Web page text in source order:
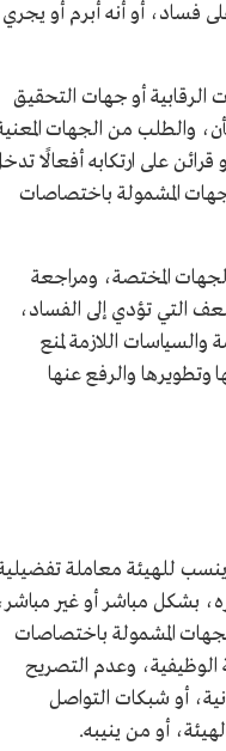
فساد، أو أنه أبرم أو يجري
الرقابية أو جهات التحقيق
والطلب من الجهات
قرائن على ارتكابه أفعالًا
المشمولة باختصاصات
المختصة، ومراجعة
التي تؤدي إلى الفساد،
اللازمة لمنع
وتطويرها والرفع عنها
للهيئة معاملة
بشكل مباشر أو غير
المشمولة باختصاصات
الوظيفية، وعدم التصريح
أو شبكات التواصل
أو من ينيبه.